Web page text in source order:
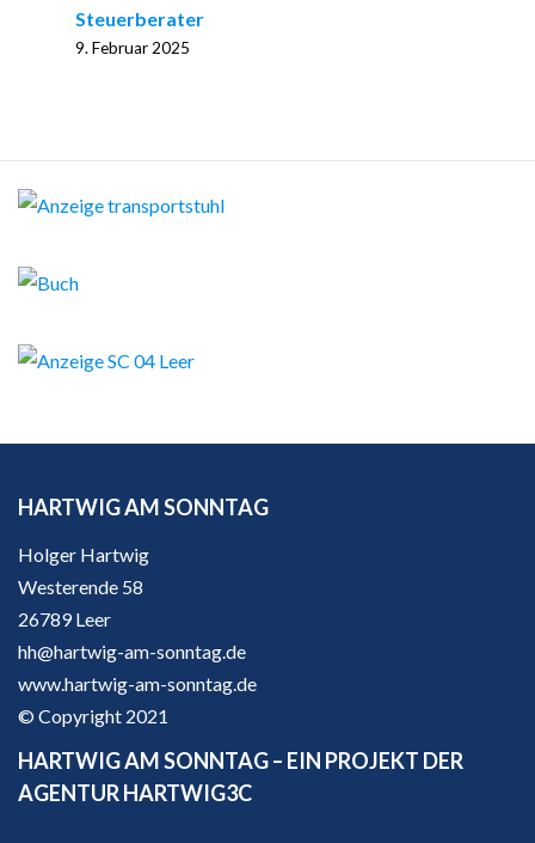
Steuerberater
9. Februar 2025
HARTWIG AM SONNTAG
Holger Hartwig
Westerende 58
26789 Leer
hh@hartwig-am-sonntag.de
www.hartwig-am-sonntag.de
© Copyright 2021
HARTWIG AM SONNTAG – EIN PROJEKT DER
AGENTUR HARTWIG3C